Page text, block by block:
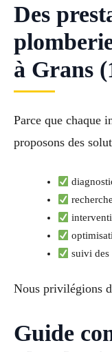
Des
à Grans
Parce que chaque
proposons des
suivi des
Nous privilégions
Guide